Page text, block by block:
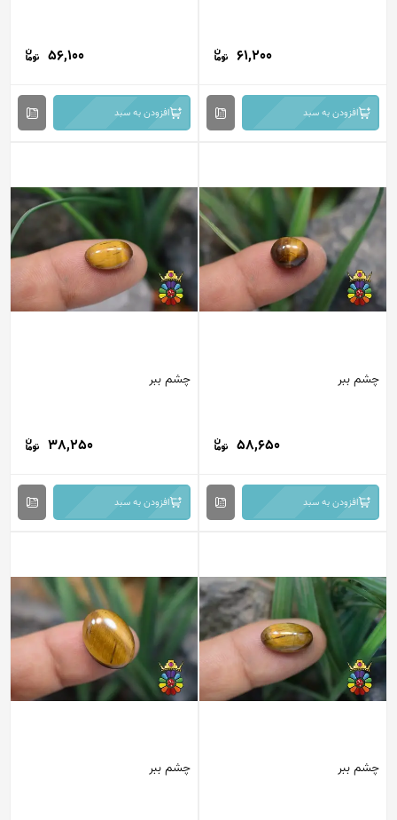
61,200
افزودن به سبد
56,100
افزودن به سبد
ببر
58,650
افزودن به سبد
چشم ببر
38,250
افزودن به سبد
ببر چشم ببر